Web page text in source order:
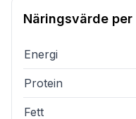
Näringsvärde per
Energi
Protein
Fett